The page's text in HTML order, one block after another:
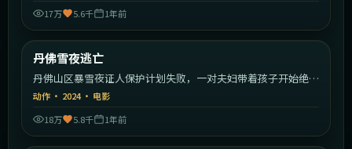
17万
5.6千 1年前
最新
丹佛雪夜逃亡
丹佛山区暴雪夜证人保护计划失败，一对夫妇带着孩子开始绝命
逃亡。
动作 · 2024· 电影
18万
5.8千 1年前